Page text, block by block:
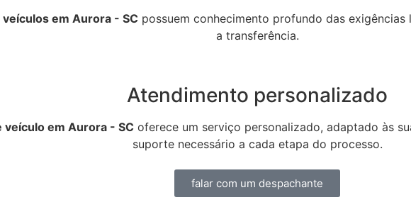
em Aurora - SC possuem conhecimento profundo das
a transferência.
Atendimento personalizado
em Aurora - SC oferece um serviço personalizado, adaptado às
suporte necessário a cada etapa do processo.
falar com um despachante